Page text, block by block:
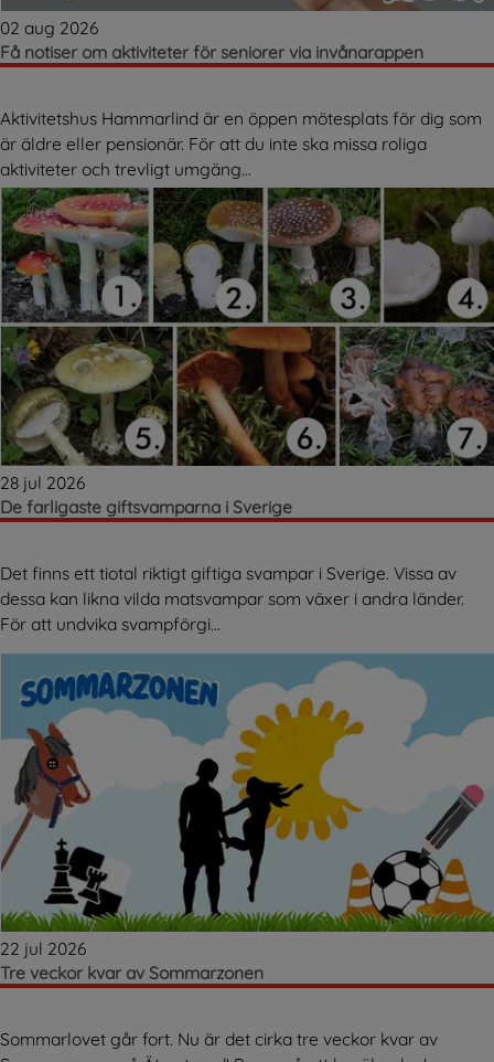
02 aug 2026
Få notiser om aktiviteter för seniorer via invånarappen
Aktivitetshus Hammarlind är en öppen mötesplats för dig som
är äldre eller pensionär. För att du inte ska missa roliga
aktiviteter och trevligt umgäng...
28 jul 2026
De farligaste giftsvamparna i Sverige
Det finns ett tiotal riktigt giftiga svampar i Sverige. Vissa av
dessa kan likna vilda matsvampar som växer i andra länder.
För att undvika svampförgi...
22 jul 2026
Tre veckor kvar av Sommarzonen
Sommarlovet går fort. Nu är det cirka tre veckor kvar av